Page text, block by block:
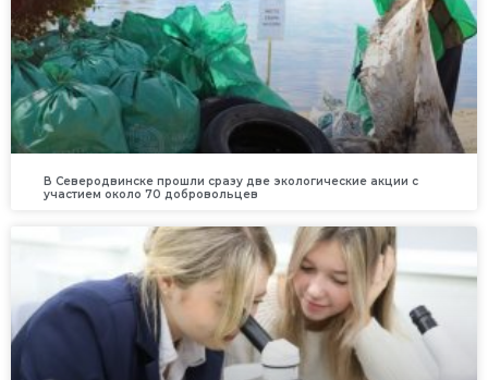
В Северодвинске прошли сразу две экологические акции с
участием около 70 добровольцев